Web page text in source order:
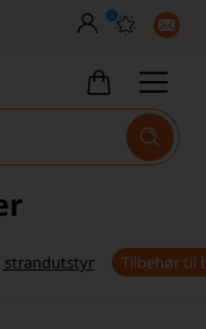
0
strandutstyr Tilbehør til